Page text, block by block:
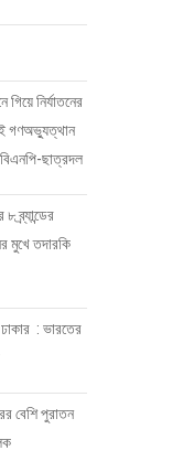
নির্যাতনের
গণঅভ্যুত্থান
ছাত্রদল
ব্র্যান্ডের
মুখে তদারকি
ঢাকার : ভারতের
বেশি পুরাতন